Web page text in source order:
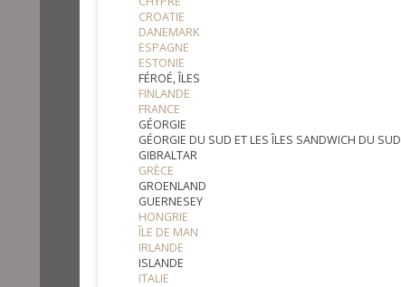
CROATIE
DANEMARK
ESPAGNE
ESTONIE
FÉROÉ, ÎLES
FINLANDE
FRANCE
GÉORGIE
GÉORGIE DU SUD ET LES ÎLES SANDWICH DU SUD
GIBRALTAR
GRÈCE
GROENLAND
GUERNESEY
HONGRIE
ÎLE DE MAN
IRLANDE
ISLANDE
ITALIE